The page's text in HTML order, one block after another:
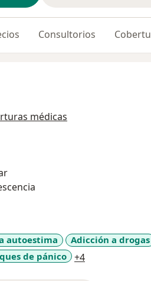
Consultorios
médicas
autoestima
Adicción a drogas
de pánico +4